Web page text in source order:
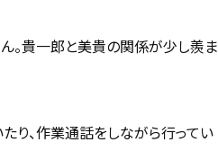
。貴一郎と美貴の関係が少し羨ま
り、作業通話をしながら行ってい